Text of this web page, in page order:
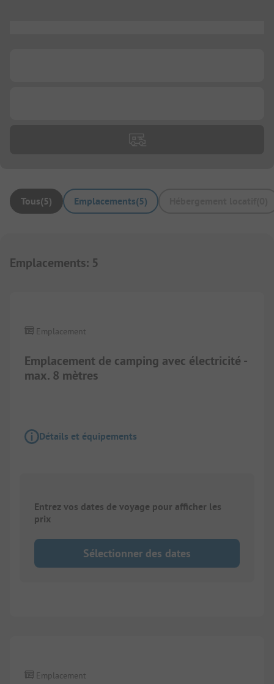
Tous(5) Emplacements(5)
Emplacements: 5
Emplacement de camping avec électricité -
max. 8 mètres
Emplacement
Détails et équipements
Entrez vos dates de voyage pour afficher les
prix
Sélectionner des dates
Emplacement